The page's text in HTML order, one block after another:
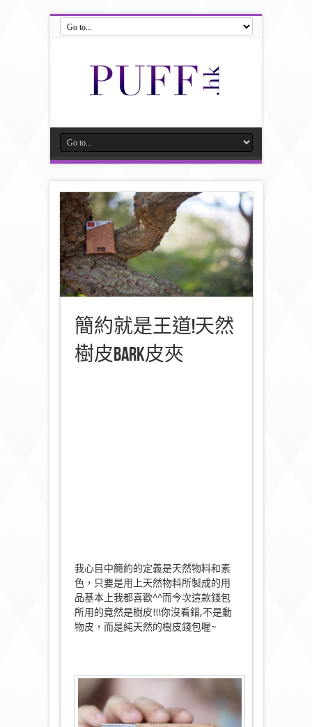
簡約就是王道!天然
樹皮Bark皮夾
我心目中簡約的定義是天然物料和素
色，只要是用上天然物料所製成的用
品基本上我都喜歡^^而今次這款錢包
所用的竟然是樹皮!!!你沒看錯,不是動
物皮，而是純天然的樹皮錢包喔~